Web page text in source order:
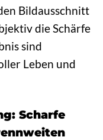
Bildausschnitt
die Schärfe
sind
Leben und
Scharfe